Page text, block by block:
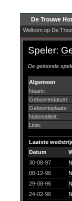
De Trouwe
Welkom op De
Speler:
De getoonde
Algemeen
Naam:
Geboortedatum:
Geboorteplaats:
Nationaliteit:
Linie:
Laatste
Datum
30-08-97
08-12-96
29-08-96
24-02-96